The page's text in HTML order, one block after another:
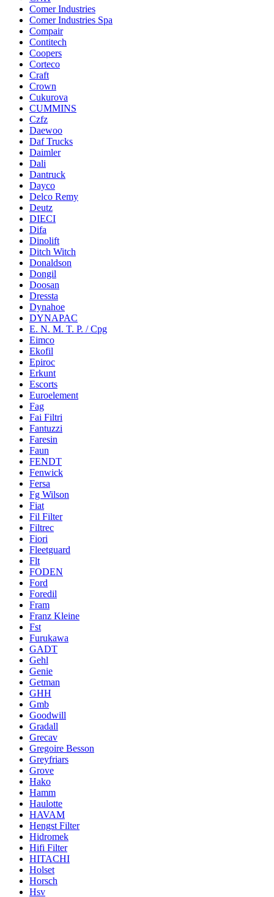
Comer Industries
Comer Industries Spa
Compair
Contitech
Coopers
Corteco
Craft
Crown
Cukurova
CUMMINS
Czfz
Daewoo
Daf Trucks
Daimler
Dali
Dantruck
Dayco
Delco Remy
Deutz
DIECI
Difa
Dinolift
Ditch Witch
Donaldson
Dongil
Doosan
Dressta
Dynahoe
DYNAPAC
E. N. M. T. P. / Cpg
Eimco
Ekofil
Epiroc
Erkunt
Escorts
Euroelement
Fag
Fai Filtri
Fantuzzi
Faresin
Faun
FENDT
Fenwick
Fersa
Fg Wilson
Fiat
Fil Filter
Filtrec
Fiori
Fleetguard
Flt
FODEN
Ford
Foredil
Fram
Franz Kleine
Fst
Furukawa
GADT
Gehl
Genie
Getman
GHH
Gmb
Goodwill
Gradall
Grecav
Gregoire Besson
Greyfriars
Grove
Hako
Hamm
Haulotte
HAVAM
Hengst Filter
Hidromek
Hifi Filter
HITACHI
Holset
Horsch
Hsv